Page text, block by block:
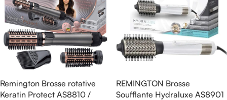
Remington Brosse rotative
Keratin Protect AS8810 /
REMINGTON Brosse
Soufflante Hydraluxe AS8901